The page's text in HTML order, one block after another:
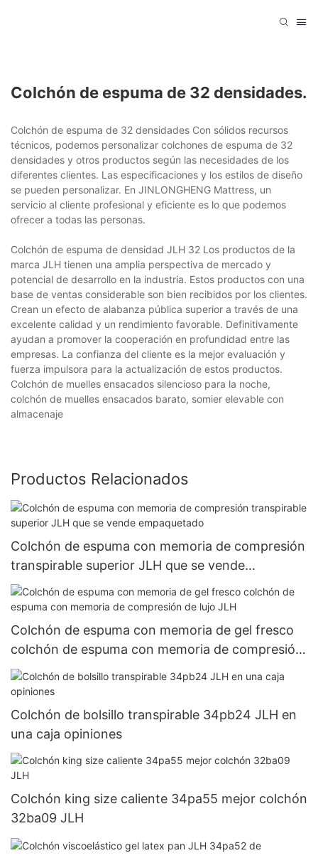
Colchón de espuma de 32 densidades.
Colchón de espuma de 32 densidades Con sólidos recursos
técnicos, podemos personalizar colchones de espuma de 32
densidades y otros productos según las necesidades de los
diferentes clientes. Las especificaciones y los estilos de diseño
se pueden personalizar. En JINLONGHENG Mattress, un
servicio al cliente profesional y eficiente es lo que podemos
ofrecer a todas las personas.
Colchón de espuma de densidad JLH 32 Los productos de la
marca JLH tienen una amplia perspectiva de mercado y
potencial de desarrollo en la industria. Estos productos con una
base de ventas considerable son bien recibidos por los clientes.
Crean un efecto de alabanza pública superior a través de una
excelente calidad y un rendimiento favorable. Definitivamente
ayudan a promover la cooperación en profundidad entre las
empresas. La confianza del cliente es la mejor evaluación y
fuerza impulsora para la actualización de estos productos.
Colchón de muelles ensacados silencioso para la noche,
colchón de muelles ensacados barato, somier elevable con
almacenaje
Productos Relacionados
Colchón de espuma con memoria de compresión
transpirable superior JLH que se vende
empaquetado
Colchón de espuma con memoria de gel fresco
colchón de espuma con memoria de compresión
de lujo JLH
Colchón de bolsillo transpirable 34pb24 JLH en
una caja opiniones
Colchón king size caliente 34pa55 mejor colchón
32ba09 JLH